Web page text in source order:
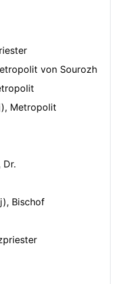
von Sourozh
Metropolit
Dr.
Bischof